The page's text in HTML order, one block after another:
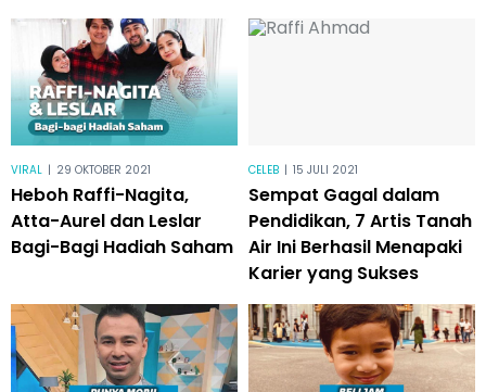
VIRAL | 29 OKTOBER 2021
Heboh Raffi-Nagita,
Atta-Aurel dan Leslar
Bagi-Bagi Hadiah Saham
CELEB | 15 JULI 2021
Sempat Gagal dalam
Pendidikan, 7 Artis Tanah
Air Ini Berhasil Menapaki
Karier yang Sukses